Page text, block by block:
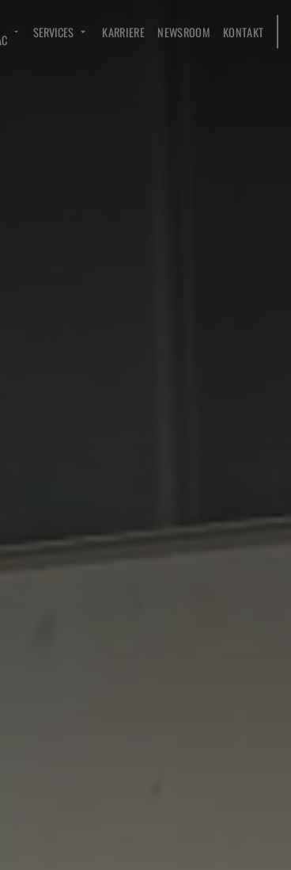
SERVICES KARRIERE NEWSROOM KONTAKT